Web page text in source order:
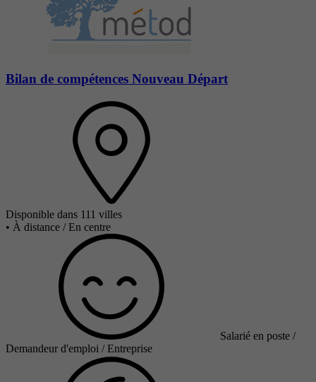
Bilan de compétences Nouveau Départ
Disponible dans 111 villes
• À distance / En centre
Salarié en poste /
Demandeur d'emploi / Entreprise